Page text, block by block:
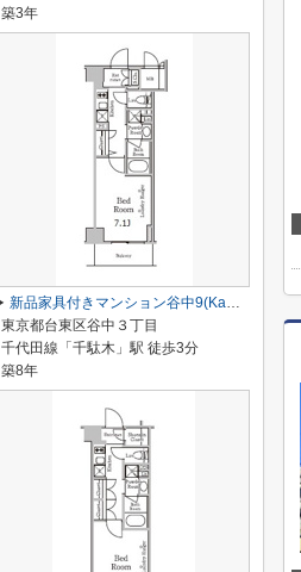
築3年
新品家具付きマンション谷中9(KaGood東京)
東京都台東区谷中３丁目
千代田線「千駄木」駅 徒歩3分
築8年